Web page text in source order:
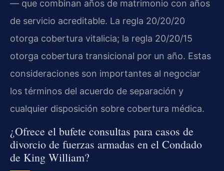
— que combinan años de matrimonio con años
de servicio acreditable. La regla 20/20/20
otorga cobertura vitalicia; la regla 20/20/15
otorga cobertura transicional por un año. Estas
consideraciones son importantes al negociar
los términos del acuerdo de separación y
cualquier disposición sobre cobertura médica.
¿Ofrece el bufete consultas para casos de
divorcio de fuerzas armadas en el Condado
de King William?